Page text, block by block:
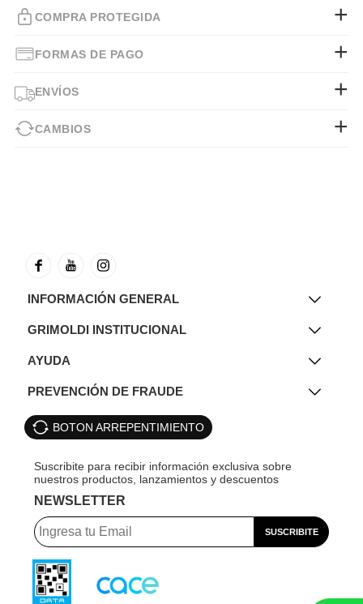
COMPRA PROTEGIDA
FORMAS DE PAGO
ENVÍOS
CAMBIOS
INFORMACIÓN GENERAL
GRIMOLDI INSTITUCIONAL
AYUDA
PREVENCIÓN DE FRAUDE
BOTON ARREPENTIMIENTO
NEWSLETTER